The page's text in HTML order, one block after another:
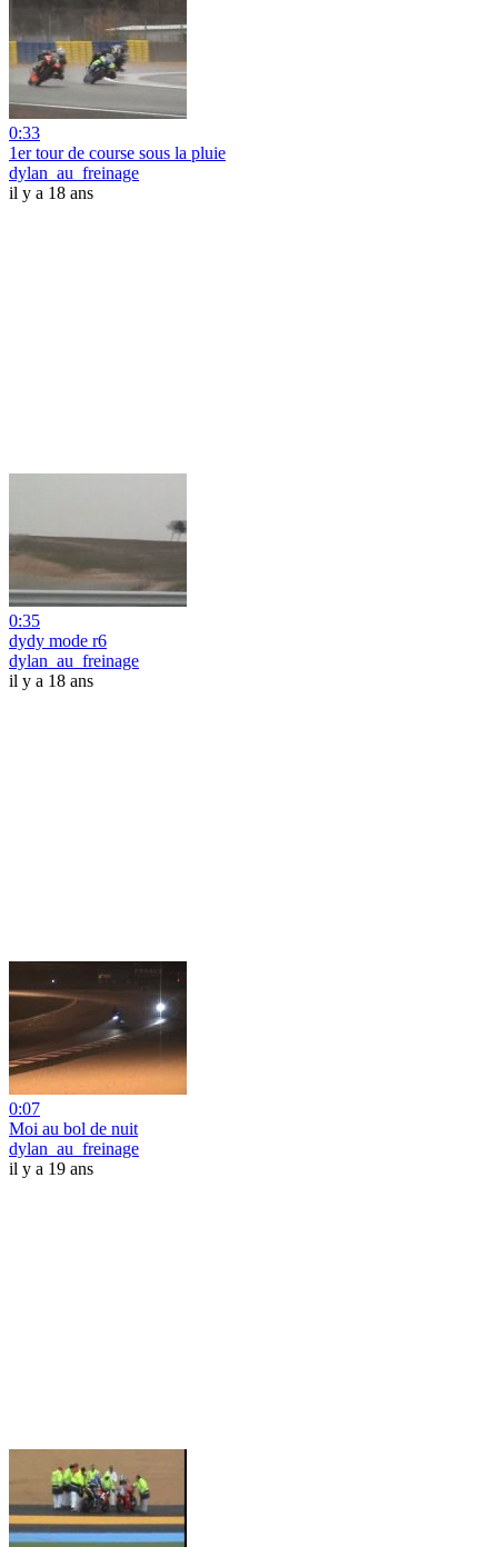
0:33
1er tour de course sous la pluie
dylan_au_freinage
il y a 18 ans
0:35
dydy mode r6
dylan_au_freinage
il y a 18 ans
0:07
Moi au bol de nuit
dylan_au_freinage
il y a 19 ans